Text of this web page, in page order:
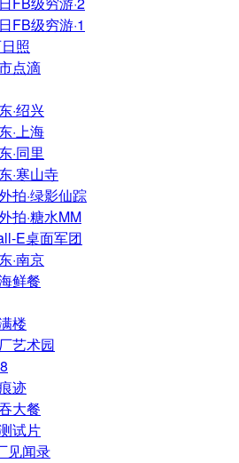
FB级穷游·1
照
点滴
·绍兴
·上海
·同里
·寒山寺
拍·绿影仙踪
拍·糖水MM
E桌面军团
·南京
鲜餐
楼
艺术园
迹
大餐
试片
见闻录